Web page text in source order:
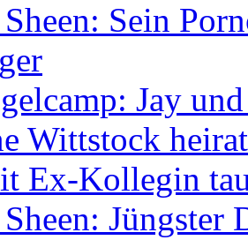
Sein
Jay
Wittstock
Ex-Kollegin
Jüngster